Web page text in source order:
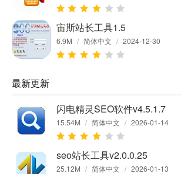
宙斯站长工具1.5
6.9M / 简体中文 / 2024-12-30
最新更新
闪电精灵SEO软件v4.5.1.7
15.54M / 简体中文 / 2026-01-14
seo站长工具v2.0.0.25
25.12M / 简体中文 / 2026-01-13